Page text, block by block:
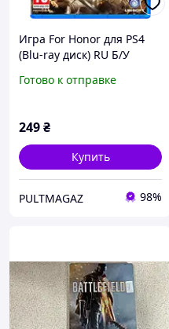
Игра For Honor для PS4
(Blu-ray диск) RU Б/У
Готово к отправке
249₴
Купить
PULTMAGAZ 98%